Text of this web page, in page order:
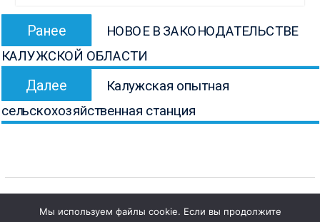
Навигация
записям
Ранее
запись:
НОВОЕ В ЗАКОНОДАТЕЛЬСТВЕ
КАЛУЖСКОЙ ОБЛАСТИ
Далее
запись:
Калужская опытная
сельскохозяйственная станция
Мы используем файлы cookie. Если вы продолжите